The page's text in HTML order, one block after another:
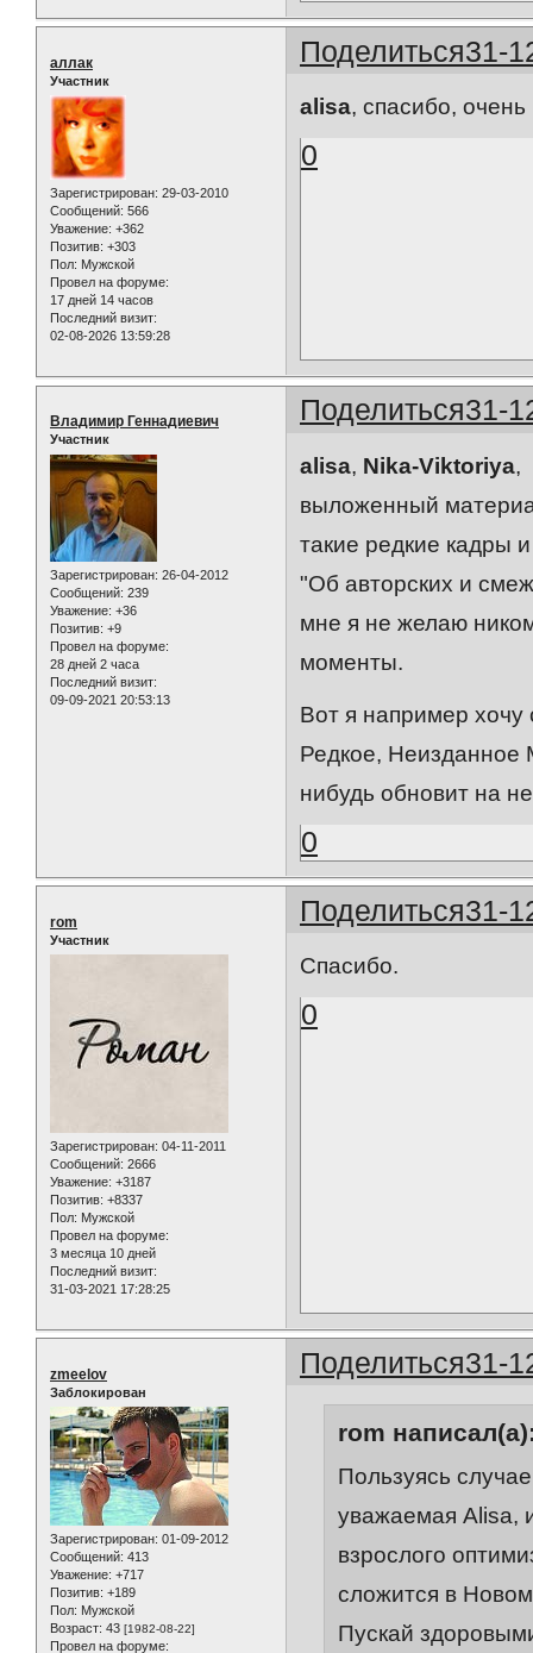
Поделиться31-
аллак
Участник
Зарегистрирован: 29-03-2010
Сообщений: 566
Уважение: +362
Позитив: +303
Пол: Мужской
Провел на форуме:
17 дней 14 часов
Последний визит:
02-08-2026 13:59:28
alisa, спасибо,
0
Поделиться31-
Владимир Геннадиевич
Участник
Зарегистрирован: 26-04-2012
Сообщений: 239
Уважение: +36
Позитив: +9
Провел на форуме:
28 дней 2 часа
Последний визит:
09-09-2021 20:53:13
alisa, Nika-Viktoriya,
выложенный
такие редкие кадры
"Об авторских и
мне я не желаю
моменты.
Вот я например хочу
Редкое, Неизданное
нибудь обновит на
0
Поделиться31-
rom
Участник
Зарегистрирован: 04-11-2011
Сообщений: 2666
Уважение: +3187
Позитив: +8337
Пол: Мужской
Провел на форуме:
3 месяца 10 дней
Последний визит:
31-03-2021 17:28:25
Спасибо.
0
Поделиться31-
zmeelov
Заблокирован
Зарегистрирован: 01-09-2012
Сообщений: 413
Уважение: +717
Позитив: +189
Пол: Мужской
Возраст: 43 [1982-08-22]
Провел на форуме:
rom
Пользуясь
уважаемая Alisa,
взрослого
сложится в
Пускай